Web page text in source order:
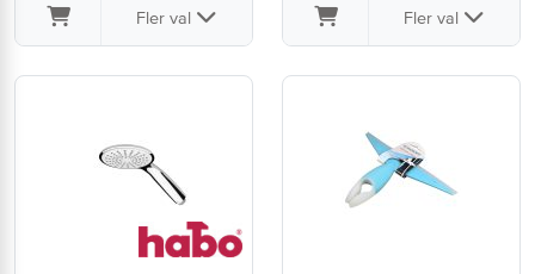
Fler val Fler val